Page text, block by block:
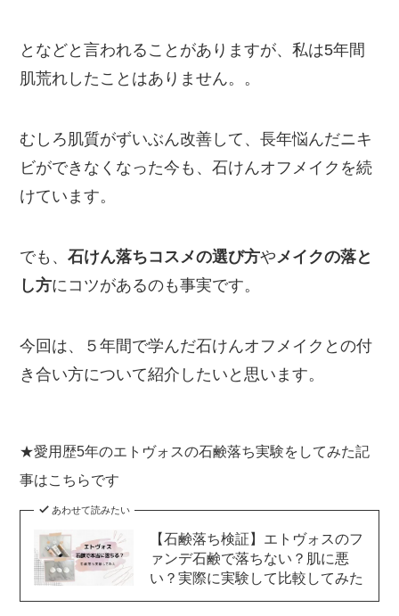
となどと言われることがありますが、私は5年間
肌荒れしたことはありません。。
むしろ肌質がずいぶん改善して、長年悩んだニキ
ビができなくなった今も、石けんオフメイクを続
けています。
でも、石けん落ちコスメの選び方やメイクの落と
し方にコツがあるのも事実です。
今回は、５年間で学んだ石けんオフメイクとの付
き合い方について紹介したいと思います。
★愛用歴5年のエトヴォスの石鹸落ち実験をしてみた記
事はこちらです
あわせて読みたい
【石鹸落ち検証】エトヴォスのフ
ァンデ石鹸で落ちない？肌に悪
い？実際に実験して比較してみた